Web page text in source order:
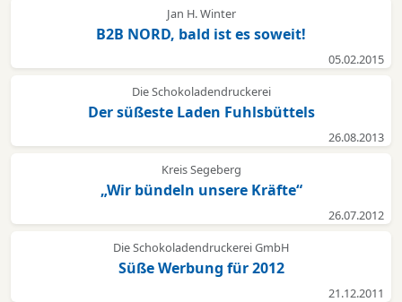
Jan H. Winter
B2B NORD, bald ist es soweit!
05.02.2015
Die Schokoladendruckerei
Der süßeste Laden Fuhlsbüttels
26.08.2013
Kreis Segeberg
„Wir bündeln unsere Kräfte“
26.07.2012
Die Schokoladendruckerei GmbH
Süße Werbung für 2012
21.12.2011